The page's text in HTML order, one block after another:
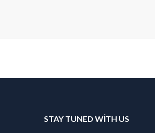
STAY TUNED WITH US